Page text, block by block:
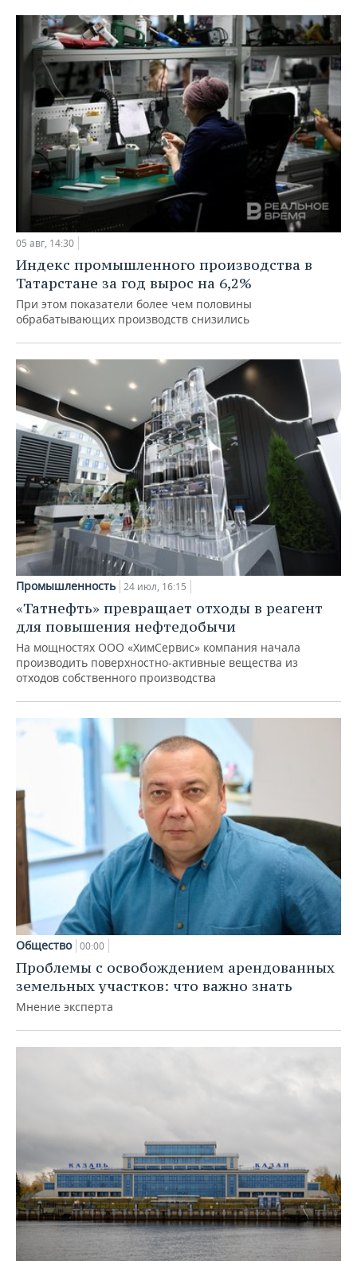
05 авг, 14:30
Индекс промышленного производства в
Татарстане за год вырос на 6,2%
При этом показатели более чем половины
обрабатывающих производств снизились
Промышленность 24 июл, 16:15
«Татнефть» превращает отходы в реагент
для повышения нефтедобычи
На мощностях ООО «ХимСервис» компания начала
производить поверхностно-активные вещества из
отходов собственного производства
Общество 00:00
Проблемы с освобождением арендованных
земельных участков: что важно знать
Мнение эксперта